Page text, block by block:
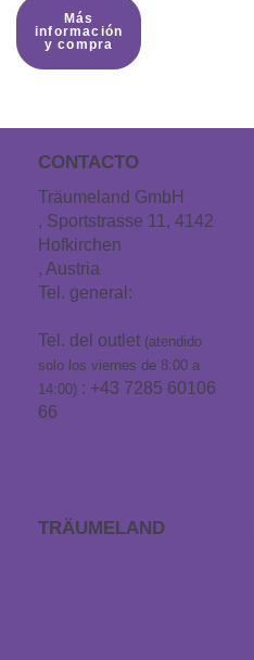
Más
información
y compra
CONTACTO
Träumeland GmbH
, Sportstrasse 11, 4142
Hofkirchen
, Austria
Tel. general:
Tel. del outlet (atendido
solo los viernes de 8:00 a
14:00) : +43 7285 60106
66
TRÄUMELAND